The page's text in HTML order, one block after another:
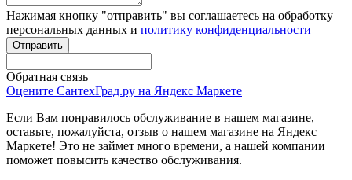
Нажимая кнопку "отправить" вы соглашаетесь на обработку
персональных данных и политику конфиденциальности
Обратная связь
Оцените СантехГрад.ру на Яндекс Маркете
Если Вам понравилось обслуживание в нашем магазине,
оставьте, пожалуйста, отзыв о нашем магазине на Яндекс
Маркете! Это не займет много времени, а нашей компании
поможет повысить качество обслуживания.